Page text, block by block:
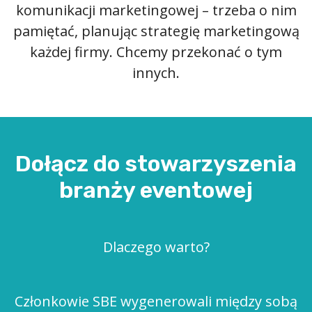
komunikacji marketingowej – trzeba o nim
pamiętać, planując strategię marketingową
każdej firmy. Chcemy przekonać o tym
innych.
Dołącz do stowarzyszenia
branży eventowej
Dlaczego warto?
Członkowie SBE wygenerowali między sobą